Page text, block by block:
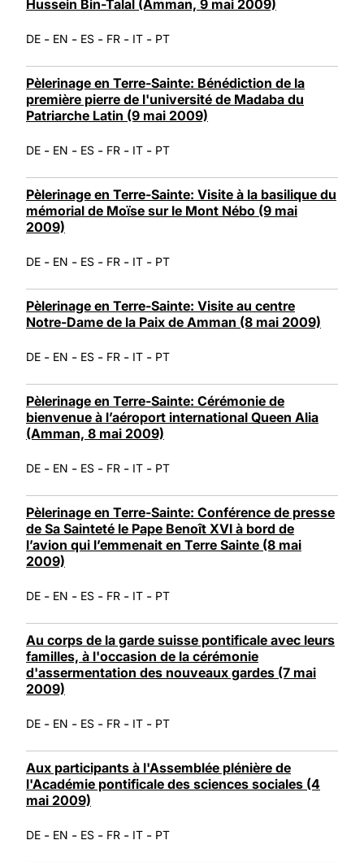
Hussein Bin-Talal (Amman, 9 mai 2009)
DE - EN - ES - FR - IT - PT
Pèlerinage en Terre-Sainte: Bénédiction de la
première pierre de l'université de Madaba du
Patriarche Latin (9 mai 2009)
DE - EN - ES - FR - IT - PT
Pèlerinage en Terre-Sainte: Visite à la basilique du
mémorial de Moïse sur le Mont Nébo (9 mai
2009)
DE - EN - ES - FR - IT - PT
Pèlerinage en Terre-Sainte: Visite au centre
Notre-Dame de la Paix de Amman (8 mai 2009)
DE - EN - ES - FR - IT - PT
Pèlerinage en Terre-Sainte: Cérémonie de
bienvenue à l’aéroport international Queen Alia
(Amman, 8 mai 2009)
DE - EN - ES - FR - IT - PT
Pèlerinage en Terre-Sainte: Conférence de presse
de Sa Sainteté le Pape Benoît XVI à bord de
l’avion qui l’emmenait en Terre Sainte (8 mai
2009)
DE - EN - ES - FR - IT - PT
Au corps de la garde suisse pontificale avec leurs
familles, à l'occasion de la cérémonie
d'assermentation des nouveaux gardes (7 mai
2009)
DE - EN - ES - FR - IT - PT
Aux participants à l'Assemblée plénière de
l'Académie pontificale des sciences sociales (4
mai 2009)
DE - EN - ES - FR - IT - PT